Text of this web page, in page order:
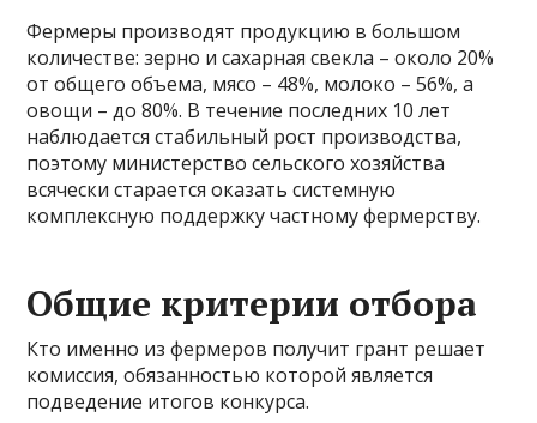
Фермеры производят продукцию в большом
количестве: зерно и сахарная свекла – около 20%
от общего объема, мясо – 48%, молоко – 56%, а
овощи – до 80%. В течение последних 10 лет
наблюдается стабильный рост производства,
поэтому министерство сельского хозяйства
всячески старается оказать системную
комплексную поддержку частному фермерству.
Общие критерии отбора
Кто именно из фермеров получит грант решает
комиссия, обязанностью которой является
подведение итогов конкурса.